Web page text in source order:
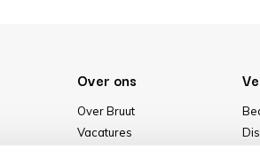
Over ons
Over Bruut
Vacatures